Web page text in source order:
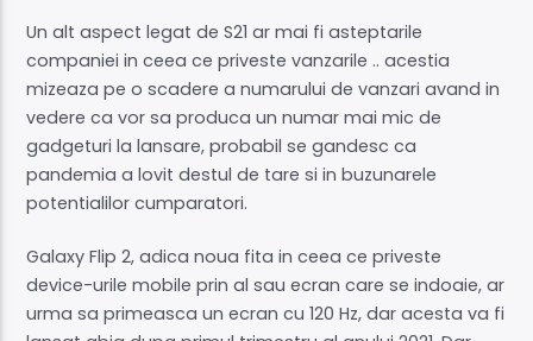
Un alt aspect legat de S21 ar mai fi asteptarile
companiei in ceea ce priveste vanzarile .. acestia
mizeaza pe o scadere a numarului de vanzari avand in
vedere ca vor sa produca un numar mai mic de
gadgeturi la lansare, probabil se gandesc ca
pandemia a lovit destul de tare si in buzunarele
potentialilor cumparatori.
Galaxy Flip 2, adica noua fita in ceea ce priveste
device-urile mobile prin al sau ecran care se indoaie, ar
urma sa primeasca un ecran cu 120 Hz, dar acesta va fi